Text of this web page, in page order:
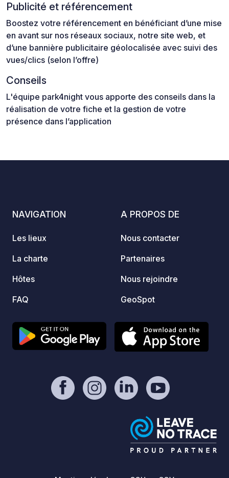
Publicité et référencement
Boostez votre référencement en bénéficiant d’une mise
en avant sur nos réseaux sociaux, notre site web, et
d’une bannière publicitaire géolocalisée avec suivi des
vues/clics (selon l’offre)
Conseils
L'équipe park4night vous apporte des conseils dans la
réalisation de votre fiche et la gestion de votre
présence dans l’application
NAVIGATION
Les lieux
La charte
Hôtes
FAQ
A PROPOS DE
Nous contacter
Partenaires
Nous rejoindre
GeoSpot